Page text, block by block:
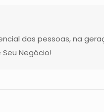
das pessoas, na
Negócio!